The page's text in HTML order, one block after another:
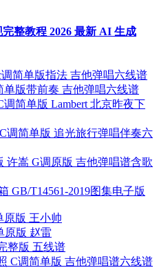
整教程 2026 最新 AI 生成
简单版指法 吉他弹唱六线谱
版带前奏 吉他弹唱六线谱
简单版 Lambert 北京昨夜下
调简单版 追光旅行弹唱伴奏六
许嵩 G调原版 吉他弹唱谱含歌
GB/T14561-2019图集电子版
原版 王小帅
原版 赵雷
整版 五线谱
C调简单版 吉他弹唱谱六线谱